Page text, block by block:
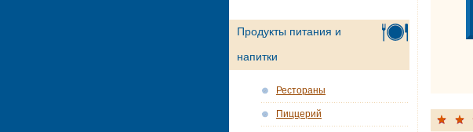
Продукты питания и
напитки
Рестораны
Пиццерий